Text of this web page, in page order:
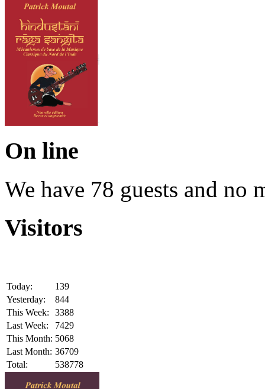
On line
We have 78 guests and no
Visitors
Today:
139
Yesterday:
844
This Week:
3388
Last Week:
7429
This Month: 5068
Last Month: 36709
Total:
538778